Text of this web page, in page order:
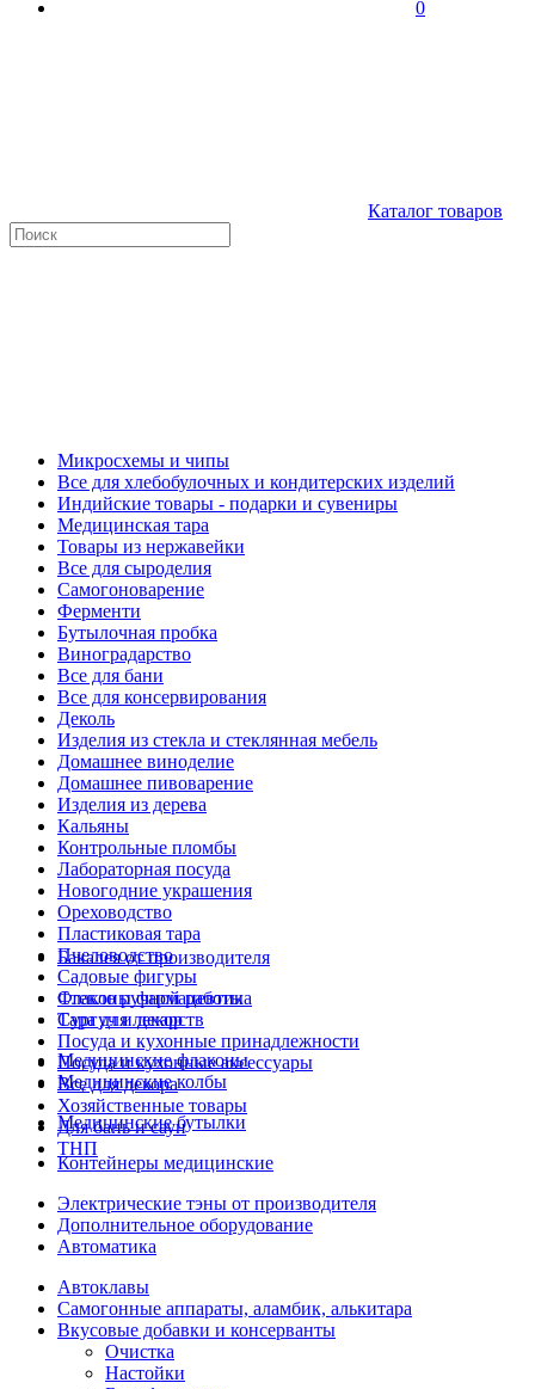
0
Каталог товаров
Микросхемы и чипы
Все для хлебобулочных и кондитерских изделий
Индийские товары - подарки и сувениры
Медицинская тара
Товары из нержавейки
Все для сыроделия
Самогоноварение
Ферменти
Бутылочная пробка
Виноградарство
Все для бани
Все для консервирования
Деколь
Изделия из стекла и стеклянная мебель
Домашнее виноделие
Домашнее пивоварение
Изделия из дерева
Кальяны
Контрольные пломбы
Лабораторная посуда
Новогодние украшения
Ореховодство
Пластиковая тара
Пчеловодство
Садовые фигуры
Стекло ручной работы
Сургуч и декор
Посуда и кухонные принадлежности
Посуда и кухонные аксессуары
Все для декора
Хозяйственные товары
Для бань и саун
ТНП
Бакалея от производителя
Флаконы фармацевтика
Тара для лекарств
Медицинские флаконы
Медицинские колбы
Медицинские бутылки
Контейнеры медицинские
Электрические тэны от производителя
Дополнительное оборудование
Автоматика
Автоклавы
Самогонные аппараты, аламбик, алькитара
Вкусовые добавки и консерванты
Очистка
Настойки